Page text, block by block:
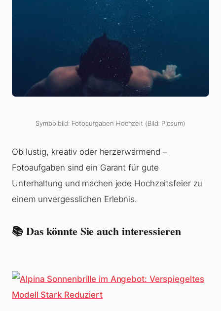
Symbolbild: Fotoaufgaben Hochzeit (Bild: Picsum)
Ob lustig, kreativ oder herzerwärmend –
Fotoaufgaben sind ein Garant für gute
Unterhaltung und machen jede Hochzeitsfeier zu
einem unvergesslichen Erlebnis.
📚 Das könnte Sie auch interessieren